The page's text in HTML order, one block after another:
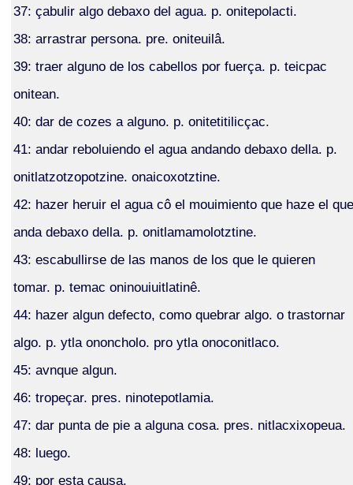
37: çabulir algo debaxo del agua. p. onitepolacti.
38: arrastrar persona. pre. oniteuilâ.
39: traer alguno de los cabellos por fuerça. p. teicpac
onitean.
40: dar de cozes a alguno. p. onitetitilicçac.
41: andar reboluiendo el agua andando debaxo della. p.
onitlatzotzopotzine. onaicoxotztine.
42: hazer heruir el agua cô el mouimiento que haze el que
anda debaxo della. p. onitlamamolotztine.
43: escabullirse de las manos de los que le quieren
tomar. p. temac oninouiuitlatinê.
44: hazer algun defecto, como quebrar algo. o trastornar
algo. p. ytla ononcholo. pro ytla onoconitlaco.
45: avnque algun.
46: tropeçar. pres. ninotepotlamia.
47: dar punta de pie a alguna cosa. pres. nitlacxixopeua.
48: luego.
49: por esta causa.